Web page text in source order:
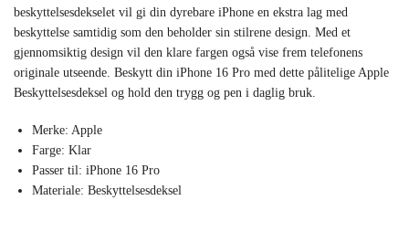
beskyttelsesdekselet vil gi din dyrebare iPhone en ekstra lag med
beskyttelse samtidig som den beholder sin stilrene design. Med et
gjennomsiktig design vil den klare fargen også vise frem telefonens
originale utseende. Beskytt din iPhone 16 Pro med dette pålitelige Apple
Beskyttelsesdeksel og hold den trygg og pen i daglig bruk.
Merke: Apple
Farge: Klar
Passer til: iPhone 16 Pro
Materiale: Beskyttelsesdeksel